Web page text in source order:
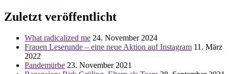
Zuletzt veröffentlicht
What radicalized me 24. November 2024
Frauen Leserunde – eine neue Aktion auf Instagram 11. März
2022
Pandemürbe 23. November 2021